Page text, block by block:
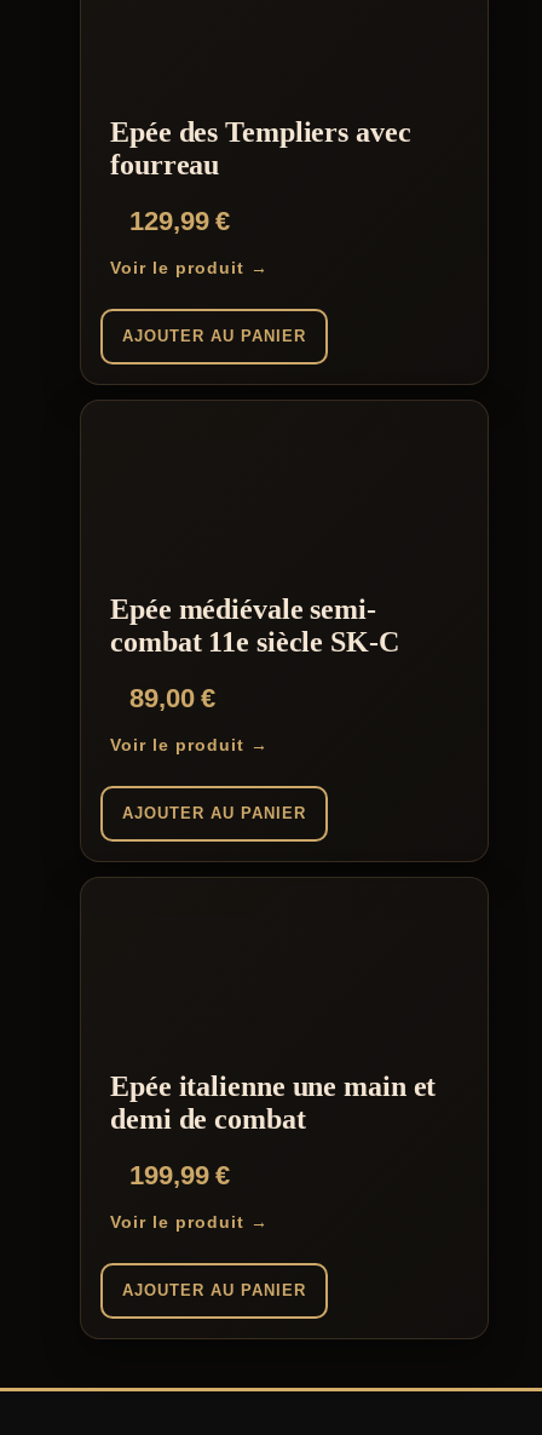
Epée des Templiers avec
fourreau
129,99€
Voir le produit →
AJOUTER AU PANIER
Epée médiévale semi-
combat 11e siècle SK-C
89,00€
Voir le produit →
AJOUTER AU PANIER
Epée italienne une main et
demi de combat
199,99€
Voir le produit →
AJOUTER AU PANIER